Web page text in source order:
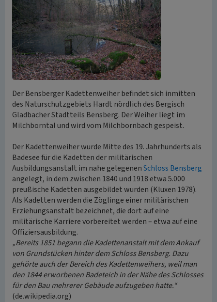
Der Bensberger Kadettenweiher befindet sich inmitten
des Naturschutzgebiets Hardt nördlich des Bergisch
Gladbacher Stadtteils Bensberg. Der Weiher liegt im
Milchborntal und wird vom Milchbornbach gespeist.
Der Kadettenweiher wurde Mitte des 19. Jahrhunderts als
Badesee für die Kadetten der militärischen
Ausbildungsanstalt im nahe gelegenenSchloss Bensberg
angelegt, in dem zwischen 1840 und 1918 etwa 5.000
preußische Kadetten ausgebildet wurden (Kluxen 1978).
Als Kadetten werden die Zöglinge einer militärischen
Erziehungsanstalt bezeichnet, die dort auf eine
militärische Karriere vorbereitet werden – etwa auf eine
Offiziersausbildung.
„Bereits 1851 begann die Kadettenanstalt mit dem Ankauf
von Grundstücken hinter dem Schloss Bensberg. Dazu
gehörte auch der Bereich des Kadettenweihers, weil man
den 1844 erworbenen Badeteich in der Nähe des Schlosses
für den Bau mehrerer Gebäude aufzugeben hatte.“
(de.wikipedia.org)